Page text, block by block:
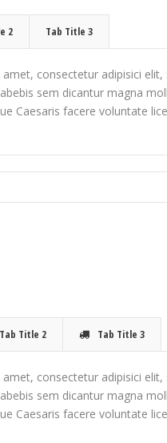
2 Tab Title 3
consectetur adipisici
sem dicantur magna
Caesaris facere voluntate
Tab Title 2 Tab Title 3
consectetur adipisici
sem dicantur magna
Caesaris facere voluntate